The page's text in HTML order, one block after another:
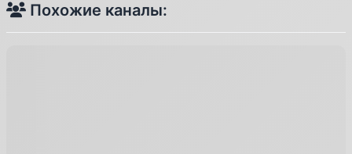
Похожие каналы: